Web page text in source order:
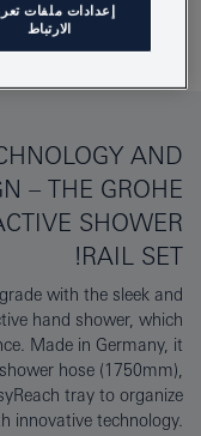
أَضِفْ إلى المُفكِّرةِ
AND
– THE GROHE
SHOWER
RAIL SET!
with the sleek and
hand shower, which
Made in Germany, it
hose (1750mm),
tray to organize
innovative technology.
إعدادات ملفات
الارتباط